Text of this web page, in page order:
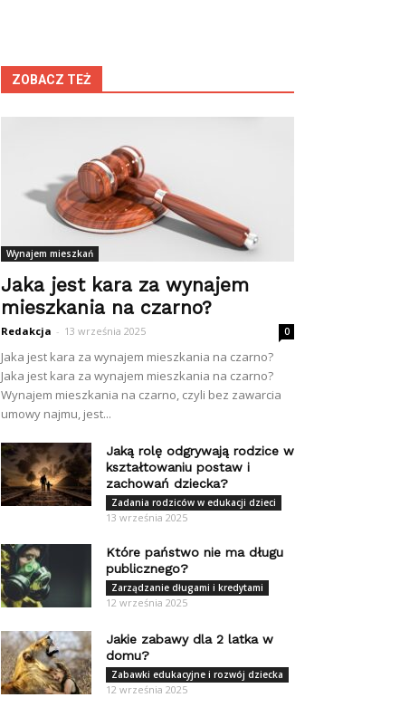
ZOBACZ TEŻ
Wynajem mieszkań
Jaka jest kara za wynajem
mieszkania na czarno?
Redakcja - 13 września 2025 0
Jaka jest kara za wynajem mieszkania na czarno?
Jaka jest kara za wynajem mieszkania na czarno?
Wynajem mieszkania na czarno, czyli bez zawarcia
umowy najmu, jest...
Jaką rolę odgrywają rodzice w
kształtowaniu postaw i
zachowań dziecka?
Zadania rodziców w edukacji dzieci
13 września 2025
Które państwo nie ma długu
publicznego?
Zarządzanie długami i kredytami
12 września 2025
Jakie zabawy dla 2 latka w
domu?
Zabawki edukacyjne i rozwój dziecka
12 września 2025